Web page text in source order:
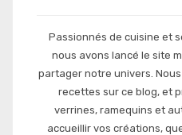
Passionnés de cuisine et
nous avons lancé le site
partager notre univers.
recettes sur ce blog, et
verrines, ramequins et
accueillir vos créations,